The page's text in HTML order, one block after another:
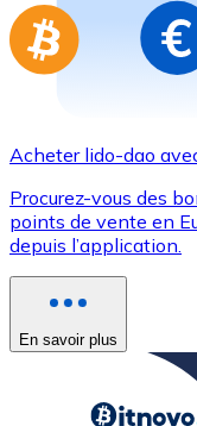
Acheter lido-dao
Procurez-vous des
points de vente en
depuis l’application.
En savoir plus